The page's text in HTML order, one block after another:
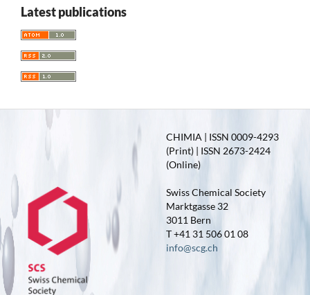
Latest publications
CHIMIA | ISSN 0009-4293
(Print) | ISSN 2673-2424
(Online)
Swiss Chemical Society
Marktgasse 32
3011 Bern
T +41 31 506 01 08
info@scg.ch